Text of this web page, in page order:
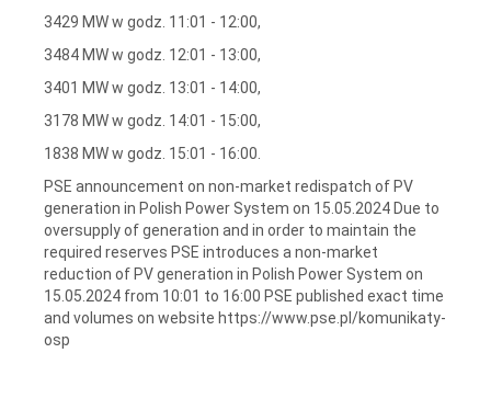
3429 MW w godz. 11:01 - 12:00,
3484 MW w godz. 12:01 - 13:00,
3401 MW w godz. 13:01 - 14:00,
3178 MW w godz. 14:01 - 15:00,
1838 MW w godz. 15:01 - 16:00.
PSE announcement on non-market redispatch of PV
generation in Polish Power System on 15.05.2024 Due to
oversupply of generation and in order to maintain the
required reserves PSE introduces a non-market
reduction of PV generation in Polish Power System on
15.05.2024 from 10:01 to 16:00 PSE published exact time
and volumes on website https://www.pse.pl/komunikaty-
osp